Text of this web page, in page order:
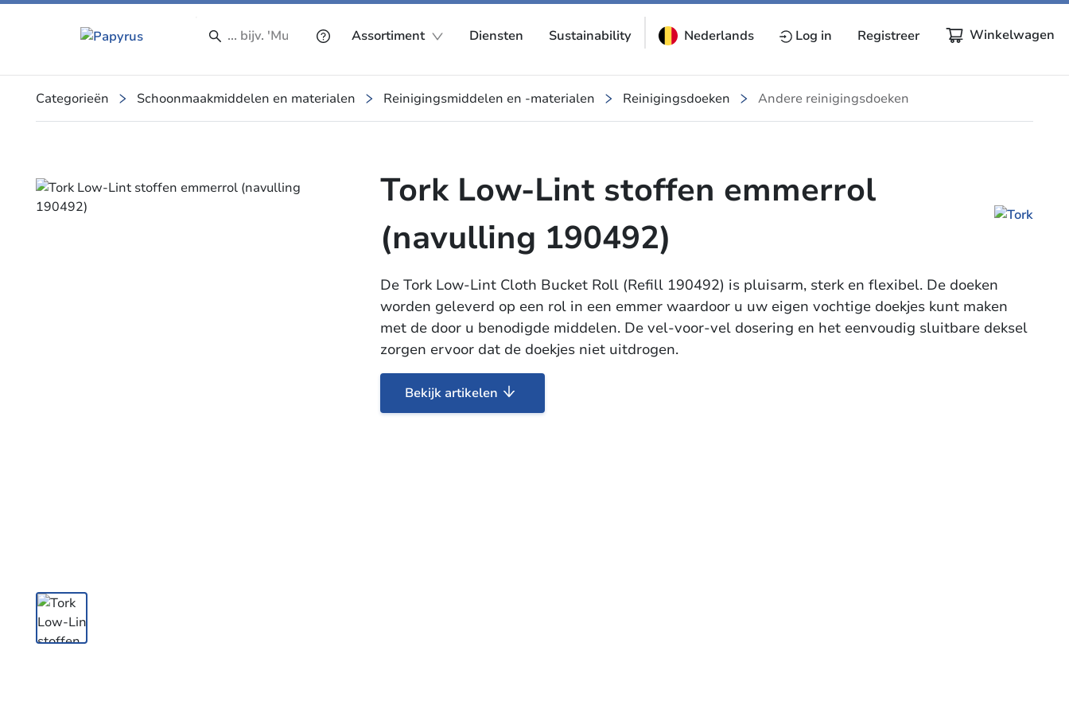
Assortiment Diensten Sustainability Nederlands Log in Registreer Winkelwagen
Categorieën Schoonmaakmiddelen en materialen Reinigingsmiddelen en -materialen Reinigingsdoeken Andere reinigingsdoeken
Slide 1 of 1
Tork Low-Lint stoffen emmerrol
(navulling 190492)
De Tork Low-Lint Cloth Bucket Roll (Refill 190492) is pluisarm, sterk en flexibel. De doeken
worden geleverd op een rol in een emmer waardoor u uw eigen vochtige doekjes kunt maken
met de door u benodigde middelen. De vel-voor-vel dosering en het eenvoudig sluitbare deksel
zorgen ervoor dat de doekjes niet uitdrogen.
Bekijk artikelen